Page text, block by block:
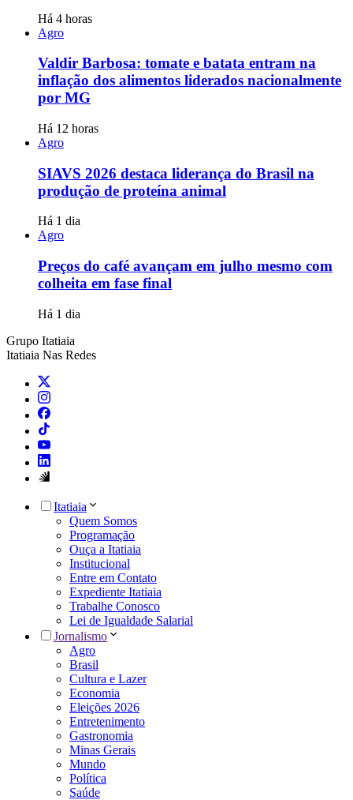
Há 4 horas
Agro
Valdir Barbosa: tomate e batata entram na
inflação dos alimentos liderados nacionalmente
por MG
Há 12 horas
Agro
SIAVS 2026 destaca liderança do Brasil na
produção de proteína animal
Há 1 dia
Agro
Preços do café avançam em julho mesmo com
colheita em fase final
Há 1 dia
Grupo Itatiaia
Itatiaia Nas Redes
Itatiaia
Quem Somos
Programação
Ouça a Itatiaia
Institucional
Entre em Contato
Expediente Itatiaia
Trabalhe Conosco
Lei de Igualdade Salarial
Jornalismo
Agro
Brasil
Cultura e Lazer
Economia
Eleições 2026
Entretenimento
Gastronomia
Minas Gerais
Mundo
Política
Saúde